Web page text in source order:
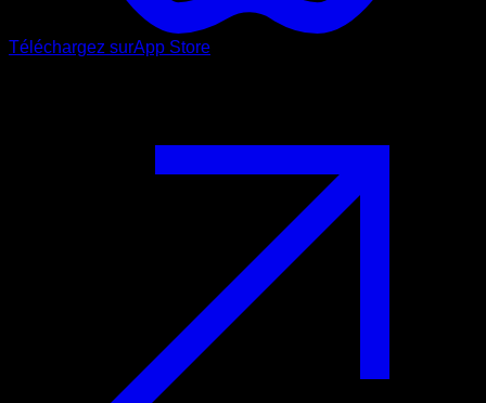
Téléchargez surApp Store